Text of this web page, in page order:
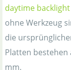
daytime backlight
ohne Werkzeug
die
Platten bestehen
mm.